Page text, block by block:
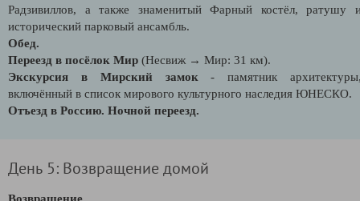
Радзивиллов, а также знаменитый Фарный костёл, ратушу
исторический парковый ансамбль.
Обед.
Переезд в посёлок Мир (Несвиж → Мир: 31 км).
Экскурсия в Мирский замок - памятник
включённый в список мирового культурного наследия ЮНЕСКО.
Отъезд в Россию. Ночной переезд.
День 5: Возвращение домой
Возвращение.